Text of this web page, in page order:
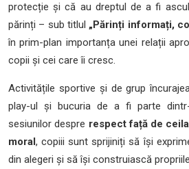
protecție și că au dreptul de a fi
părinți – sub titlul „Părinți informați,
în prim-plan importanța unei relații
copii și cei care îi cresc.
Activitățile sportive și de grup
play-ul și bucuria de a fi parte
sesiunilor despre respect față de
moral, copiii sunt sprijiniți să își
din alegeri și să își construiască